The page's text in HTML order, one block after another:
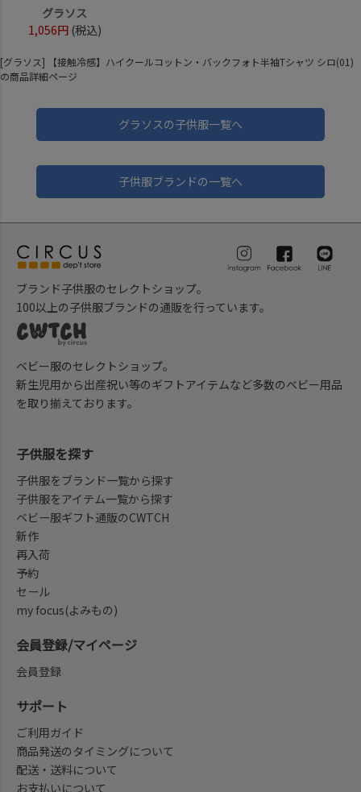
グラソス
1,056円 (税込)
[グラソス] 【接触冷感】ハイクールコットン・バックフォト半袖Tシャツ シロ(01)
の商品詳細ページ
グラソスの子供服一覧へ
子供服ブランドの一覧へ
ブランド子供服のセレクトショップ。
100以上の子供服ブランドの通販を行っています。
ベビー服のセレクトショップ。
新生児用から出産祝い等のギフトアイテムなど多数のベビー用品
を取り揃えております。
子供服を探す
子供服をブランド一覧から探す
子供服をアイテム一覧から探す
ベビー服ギフト通販のCWTCH
新作
再入荷
予約
セール
my focus(よみもの)
会員登録/マイページ
会員登録
サポート
ご利用ガイド
商品発送のタイミングについて
配送・送料について
お支払いについて